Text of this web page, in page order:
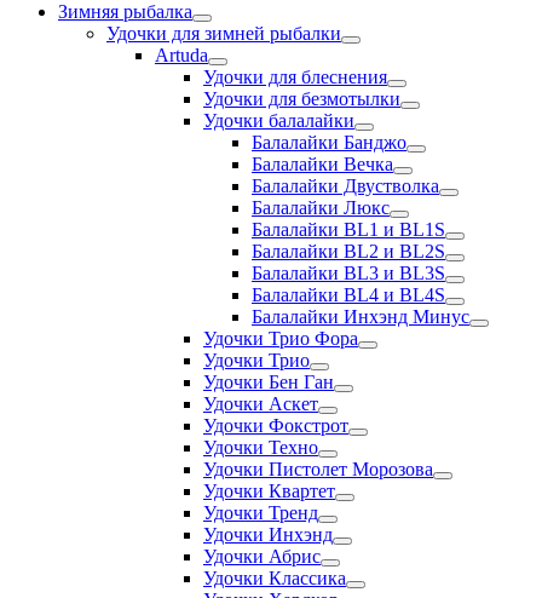
Зимняя рыбалка
Удочки для зимней рыбалки
Artuda
Удочки для блеснения
Удочки для безмотылки
Удочки балалайки
Балалайки Банджо
Балалайки Вечка
Балалайки Двустволка
Балалайки Люкс
Балалайки BL1 и BL1S
Балалайки BL2 и BL2S
Балалайки BL3 и BL3S
Балалайки BL4 и BL4S
Балалайки Инхэнд Минус
Удочки Трио Фора
Удочки Трио
Удочки Бен Ган
Удочки Аскет
Удочки Фокстрот
Удочки Техно
Удочки Пистолет Морозова
Удочки Квартет
Удочки Тренд
Удочки Инхэнд
Удочки Абрис
Удочки Классика